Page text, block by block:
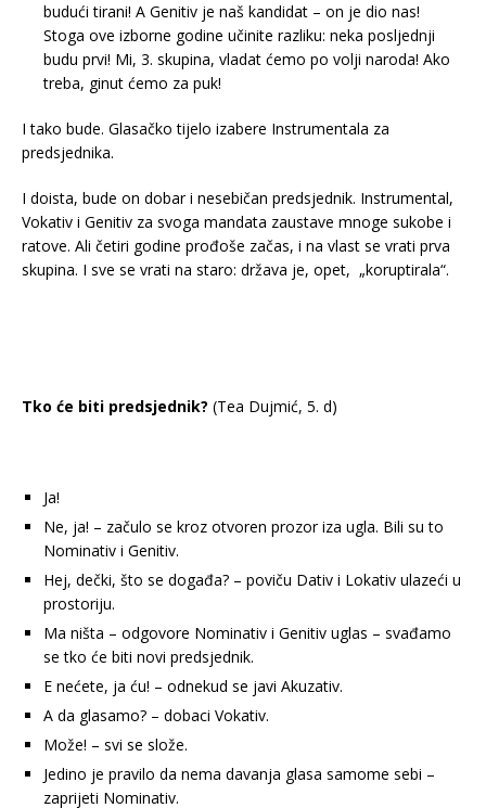
budući tirani! A Genitiv je naš kandidat – on je dio nas!
Stoga ove izborne godine učinite razliku: neka posljednji
budu prvi! Mi, 3. skupina, vladat ćemo po volji naroda! Ako
treba, ginut ćemo za puk!
I tako bude. Glasačko tijelo izabere Instrumentala za
predsjednika.
I doista, bude on dobar i nesebičan predsjednik. Instrumental,
Vokativ i Genitiv za svoga mandata zaustave mnoge sukobe i
ratove. Ali četiri godine prođoše začas, i na vlast se vrati prva
skupina. I sve se vrati na staro: država je, opet, „koruptirala“.
Tko će biti predsjednik? (Tea Dujmić, 5. d)
Ja!
Ne, ja! – začulo se kroz otvoren prozor iza ugla. Bili su to
Nominativ i Genitiv.
Hej, dečki, što se događa? – poviču Dativ i Lokativ ulazeći u
prostoriju.
Ma ništa – odgovore Nominativ i Genitiv uglas – svađamo
se tko će biti novi predsjednik.
E nećete, ja ću! – odnekud se javi Akuzativ.
A da glasamo? – dobaci Vokativ.
Može! – svi se slože.
Jedino je pravilo da nema davanja glasa samome sebi –
zaprijeti Nominativ.